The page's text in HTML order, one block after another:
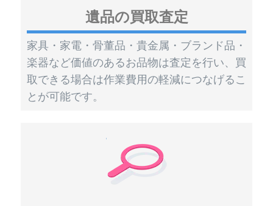
遺品の買取査定
家具・家電・骨董品・貴金属・ブランド品・
楽器など価値のあるお品物は査定を行い、買
取できる場合は作業費用の軽減につなげるこ
とが可能です。